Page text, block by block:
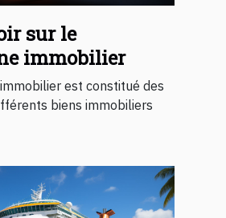
sur le
immobilier
est constitué des
biens immobiliers